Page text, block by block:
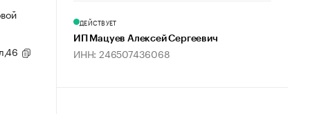
ДЕЙСТВУЕТ
ИП Мацуев Алексей Сергеевич
ИНН: 246507436068